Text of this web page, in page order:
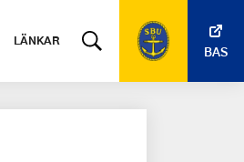
LÄNKAR
BAS